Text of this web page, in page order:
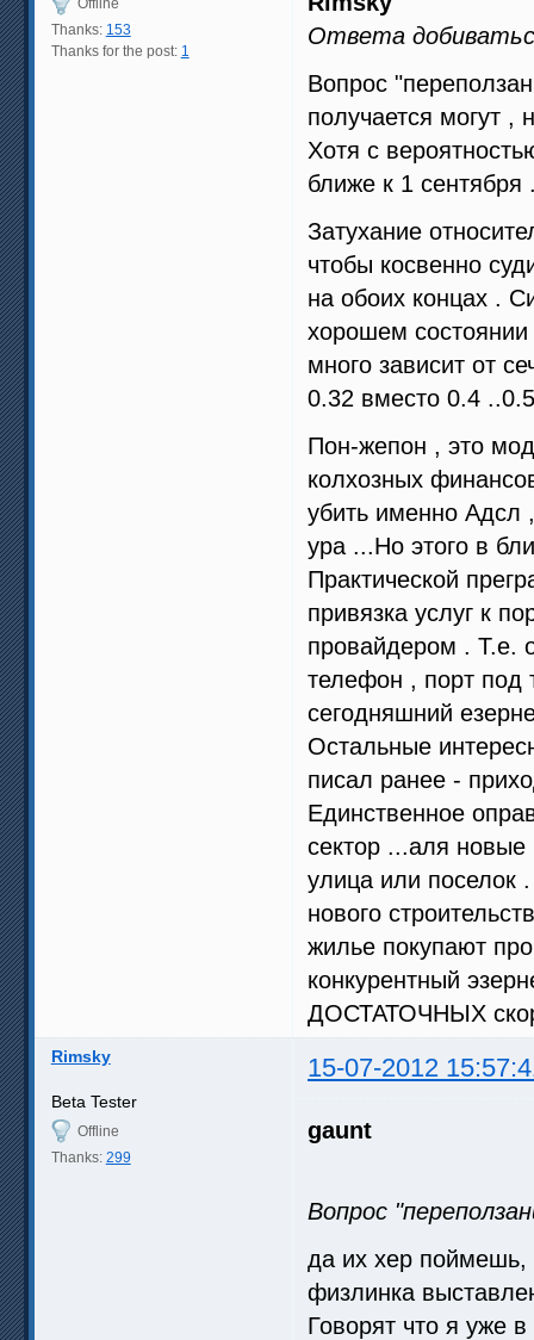
Offline
Thanks: 153
Thanks for the post: 1
Ответа
Вопрос
получается могут ,
Хотя с
ближе к 1 сентября
Затухание
чтобы косвенно
на обоих концах .
хорошем
много зависит от
0.32 вместо 0.4
Пон-жепон , это
колхозных
убить именно Адсл
ура ...Но этого в
Практической
привязка услуг к
провайдером . Т.е.
телефон , порт под
сегодняшний
Остальные
писал ранее -
Единственное
сектор ...аля
улица или поселок
нового
жилье покупают
конкурентный
ДОСТАТОЧНЫХ
Rimsky 15-07-2012
Beta Tester
Offline
Thanks: 299
gaunt
Вопрос
да их хер поймешь,
физлинка
Говорят что я уже